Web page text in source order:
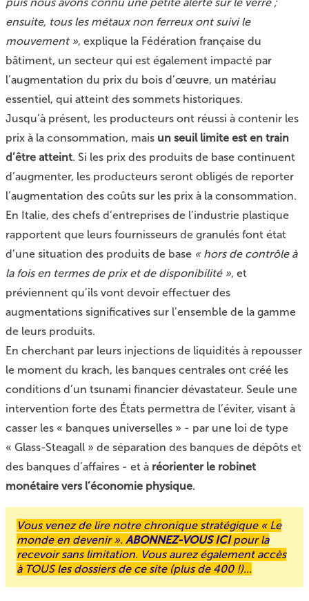
ensuite, tous les métaux non ferreux ont suivi le
mouvement », explique la Fédération française du
bâtiment, un secteur qui est également impacté par
l’augmentation du prix du bois d’œuvre, un matériau
essentiel, qui atteint des sommets historiques.
Jusqu’à présent, les producteurs ont réussi à contenir les
prix à la consommation, mais un seuil limite est en train
d’être atteint. Si les prix des produits de base continuent
d’augmenter, les producteurs seront obligés de reporter
l’augmentation des coûts sur les prix à la consommation.
En Italie, des chefs d’entreprises de l’industrie plastique
rapportent que leurs fournisseurs de granulés font état
d’une situation des produits de base « hors de contrôle à
la fois en termes de prix et de disponibilité », et
préviennent qu’ils vont devoir effectuer des
augmentations significatives sur l’ensemble de la gamme
de leurs produits.
En cherchant par leurs injections de liquidités à repousser
le moment du krach, les banques centrales ont créé les
conditions d’un tsunami financier dévastateur. Seule une
intervention forte des États permettra de l’éviter, visant à
casser les « banques universelles » - par une loi de type
« Glass-Steagall » de séparation des banques de dépôts et
des banques d’affaires - et à réorienter le robinet
monétaire vers l’économie physique.
Vous venez de lire notre chronique stratégique « Le
monde en devenir ». ABONNEZ-VOUS ICIpour la
recevoir sans limitation. Vous aurez également accès
à TOUS les dossiersde ce site (plus de 400 !)...